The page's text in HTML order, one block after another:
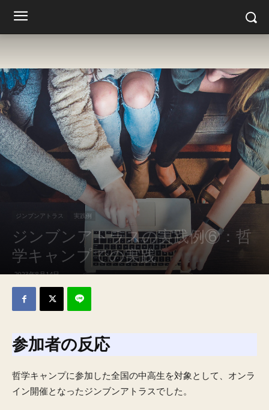
ジンブンアトラス 実践例
ジンブンアトラスの実践例⑥：哲
学キャンプでの実践
2023年8月14日
参加者の反応
哲学キャンプに参加した全国の中高生を対象として、オンラ
イン開催となったジンブンアトラスでした。